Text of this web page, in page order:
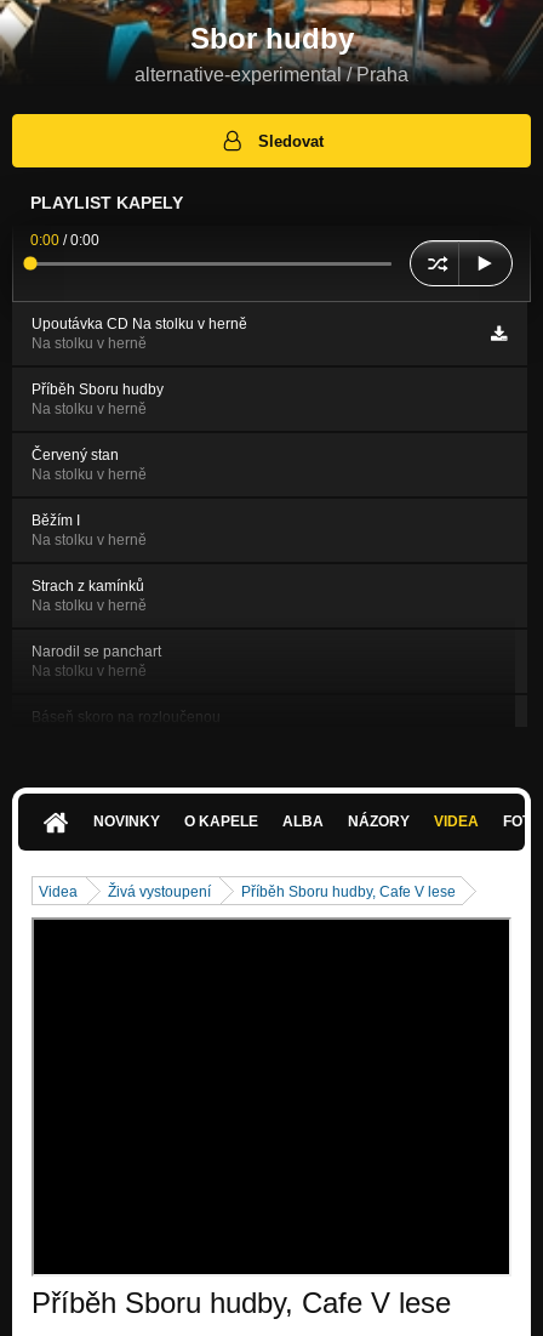
Sbor hudby
alternative-experimental / Praha
Sledovat
PLAYLIST KAPELY
0:00 /0:00
Upoutávka CD Na stolku v herně
Na stolku v herně
Příběh Sboru hudby
Na stolku v herně
Červený stan
Na stolku v herně
Běžím I
Na stolku v herně
Strach z kamínků
Na stolku v herně
Narodil se panchart
Na stolku v herně
Báseň skoro na rozloučenou
Na stolku v herně
Lepší ruka zdravá
NOVINKY O KAPELE ALBA NÁZORY VIDEA
Videa Živá vystoupení Příběh Sboru hudby, Cafe V lese
Příběh Sboru hudby, Cafe V lese